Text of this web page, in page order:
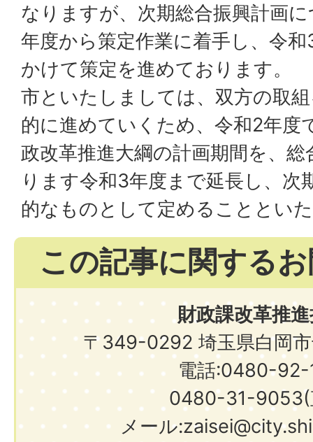
なりますが、次期総合振興計画
年度から策定作業に着手し、令
かけて策定を進めております。
市といたしましては、双方の取
的に進めていくため、令和2年度
政改革推進大綱の計画期間を、
ります令和3年度まで延長し、次
的なものとして定めることとい
この記事に関する
財政課改革推
〒349-0292 埼玉県白岡
電話:0480-92-
0480-31-9053(
メール